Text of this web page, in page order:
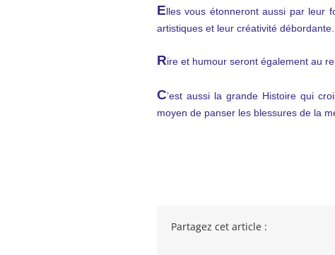
Elles vous étonneront aussi par leur
artistiques et leur créativité débordante.
Rire et humour seront également au
C’est aussi la grande Histoire qui
moyen de panser les blessures de la
Partagez cet article :